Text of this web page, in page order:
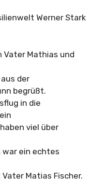
Werner Stark
Vater Mathias und
der
begrüßt.
in die
viel über
war ein echtes
Matias Fischer.